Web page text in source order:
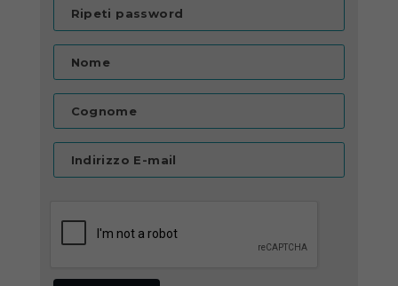
Ripeti password
Nome
Cognome
Indirizzo E-mail